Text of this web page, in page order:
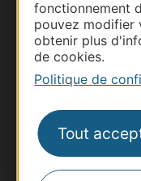
fonctionnement
pouvez modifier
obtenir plus
de cookies.
Politique de
Tout
Business/Mice
Pros
Site presse et
Voyagistes
Destination
Inscrivez-vous à
Destination
suggestions de